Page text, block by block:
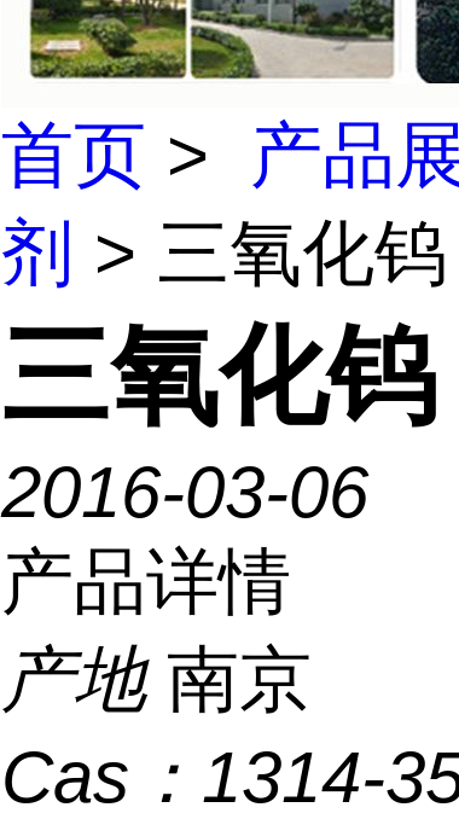
首页 > 产品
剂 > 三氧化钨
三氧化钨
2016-03-06
产品详情
产地 南京
Cas： 1314-